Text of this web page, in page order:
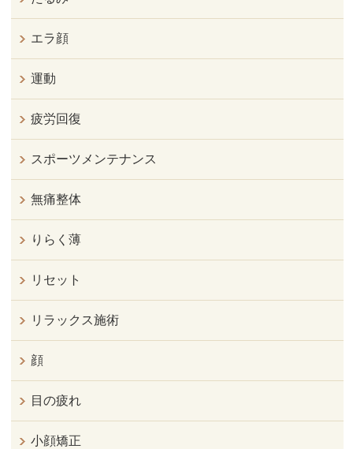
エラ顔
運動
疲労回復
スポーツメンテナンス
無痛整体
りらく薄
リセット
リラックス施術
顔
目の疲れ
小顔矯正